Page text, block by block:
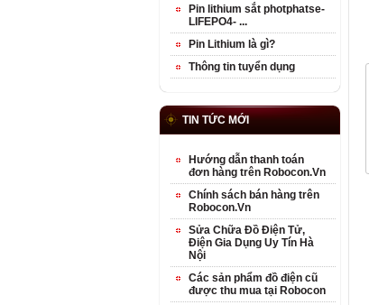
Pin lithium sắt photphatse-
LIFEPO4- ...
Pin Lithium là gì?
Thông tin tuyển dụng
TIN TỨC MỚI
Hướng dẫn thanh toán
đơn hàng trên Robocon.Vn
Chính sách bán hàng trên
Robocon.Vn
Sửa Chữa Đồ Điện Tử,
Điện Gia Dụng Uy Tín Hà
Nội
Các sản phẩm đồ điện cũ
được thu mua tại Robocon